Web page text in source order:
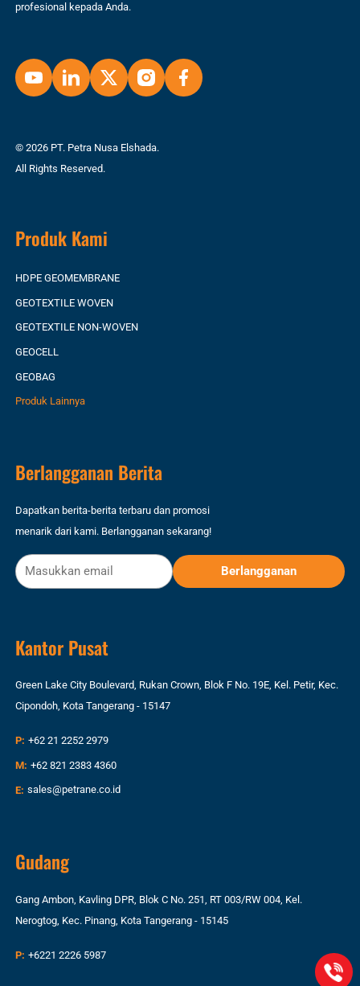
profesional kepada Anda.
© 2026 PT. Petra Nusa Elshada.
All Rights Reserved.
Produk Kami
HDPE GEOMEMBRANE
GEOTEXTILE WOVEN
GEOTEXTILE NON-WOVEN
GEOCELL
GEOBAG
Produk Lainnya
Berlangganan Berita
Dapatkan berita-berita terbaru dan promosi
menarik dari kami. Berlangganan sekarang!
Kantor Pusat
Green Lake City Boulevard, Rukan Crown, Blok F No. 19E, Kel. Petir, Kec.
Cipondoh, Kota Tangerang - 15147
P: +62 21 2252 2979
M: +62 821 2383 4360
E: sales@petrane.co.id
Gudang
Gang Ambon, Kavling DPR, Blok C No. 251, RT 003/RW 004, Kel.
Nerogtog, Kec. Pinang, Kota Tangerang - 15145
P: +6221 2226 5987